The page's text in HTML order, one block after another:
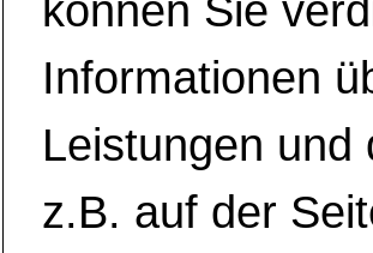
können Sie
Informationen
Leistungen und
z.B. auf der